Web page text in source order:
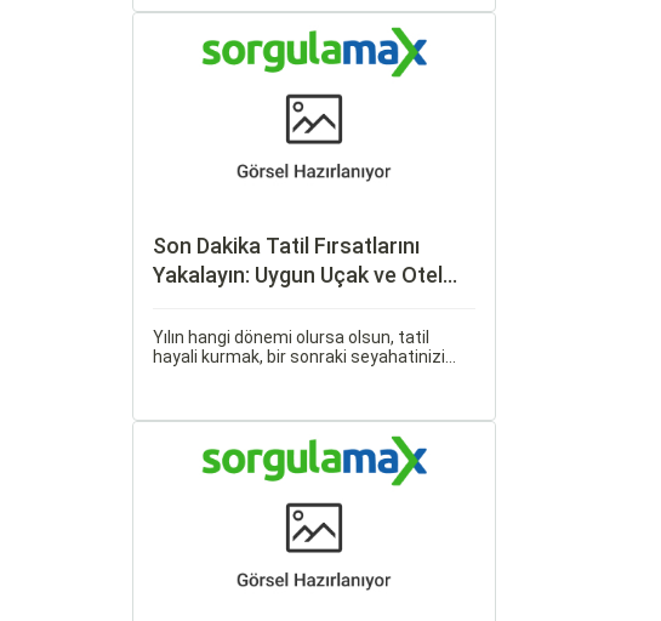
Son Dakika Tatil Fırsatlarını
Yakalayın: Uygun Uçak ve Otel
Yılın hangi dönemi olursa olsun, tatil
hayali kurmak, bir sonraki seyahatinizi